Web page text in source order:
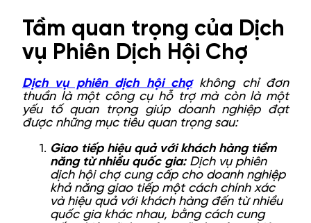
Tầm quan trọng của Dịch
vụ Phiên Dịch Hội Chợ
Dịch vụ phiên dịch hội chợ không chỉ đơn
thuần là một công cụ hỗ trợ mà còn là một
yếu tố quan trọng giúp doanh nghiệp đạt
được những mục tiêu quan trọng sau:
Giao tiếp hiệu quả với khách hàng tiềm
năng từ nhiều quốc gia:Dịch vụ phiên
dịch hội chợ cung cấp cho doanh nghiệp
khả năng giao tiếp một cách chính xác
và hiệu quả với khách hàng đến từ nhiều
quốc gia khác nhau, bằng cách cung